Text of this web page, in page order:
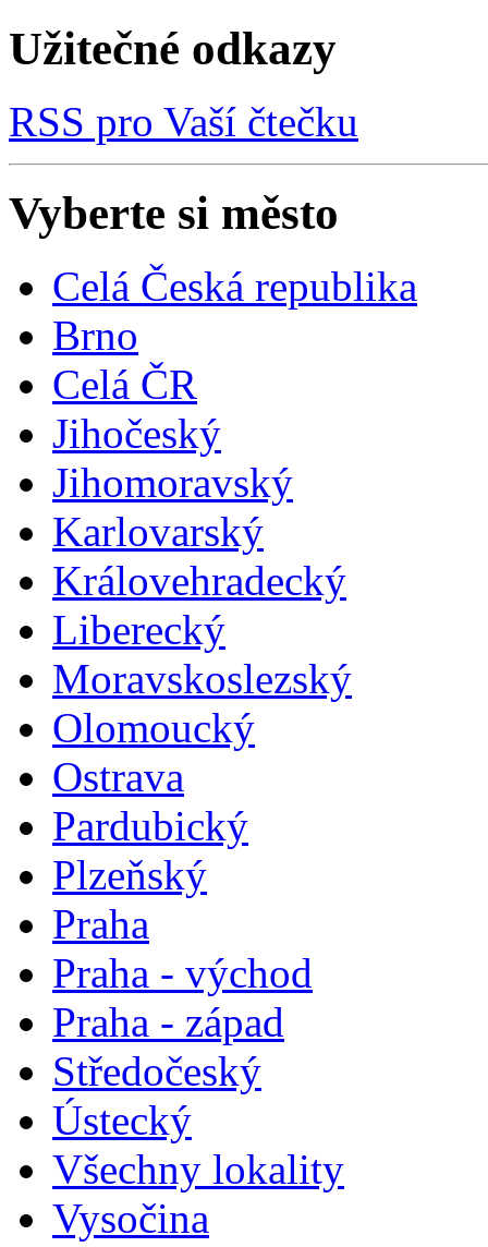
Užitečné odkazy
RSS pro Vaší čtečku
Vyberte si město
Celá Česká republika
Brno
Celá ČR
Jihočeský
Jihomoravský
Karlovarský
Královehradecký
Liberecký
Moravskoslezský
Olomoucký
Ostrava
Pardubický
Plzeňský
Praha
Praha - východ
Praha - západ
Středočeský
Ústecký
Všechny lokality
Vysočina